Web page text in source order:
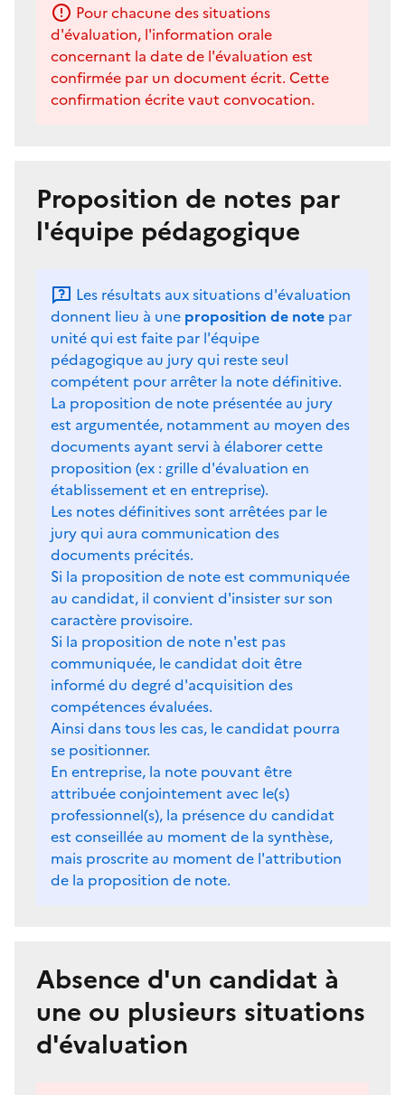
Pour chacune des situations
d'évaluation, l'information orale
concernant la date de l'évaluation est
confirmée par un document écrit. Cette
confirmation écrite vaut convocation.
Proposition de notes par
l'équipe pédagogique
Les résultats aux situations d'évaluation
donnent lieu à une proposition de note par
unité qui est faite par l'équipe
pédagogique au jury qui reste seul
compétent pour arrêter la note définitive.
La proposition de note présentée au jury
est argumentée, notamment au moyen des
documents ayant servi à élaborer cette
proposition (ex : grille d'évaluation en
établissement et en entreprise).
Les notes définitives sont arrêtées par le
jury qui aura communication des
documents précités.
Si la proposition de note est communiquée
au candidat, il convient d'insister sur son
caractère provisoire.
Si la proposition de note n'est pas
communiquée, le candidat doit être
informé du degré d'acquisition des
compétences évaluées.
Ainsi dans tous les cas, le candidat pourra
se positionner.
En entreprise, la note pouvant être
attribuée conjointement avec le(s)
professionnel(s), la présence du candidat
est conseillée au moment de la synthèse,
mais proscrite au moment de l'attribution
de la proposition de note.
Absence d'un candidat à
une ou plusieurs situations
d'évaluation